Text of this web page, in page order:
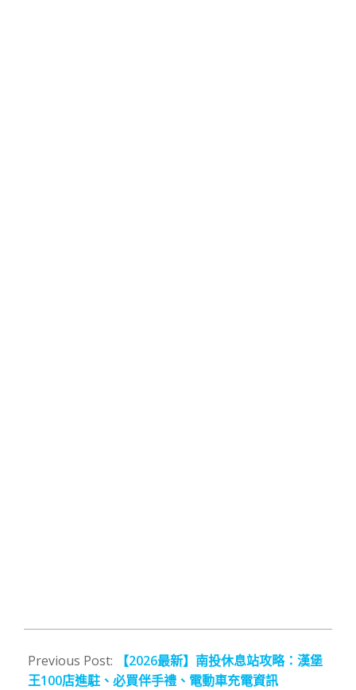
01-
11
Previous Post:
【2026最新】南投休息站攻略：漢堡
王100店進駐、必買伴手禮、電動車充電資訊